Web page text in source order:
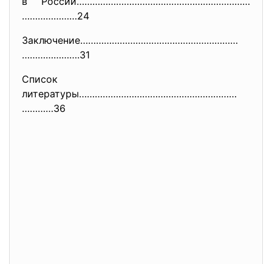
…………………24
Заключение……………………………………………………
………………….31
Список
литературы……………………………………………………
…………36